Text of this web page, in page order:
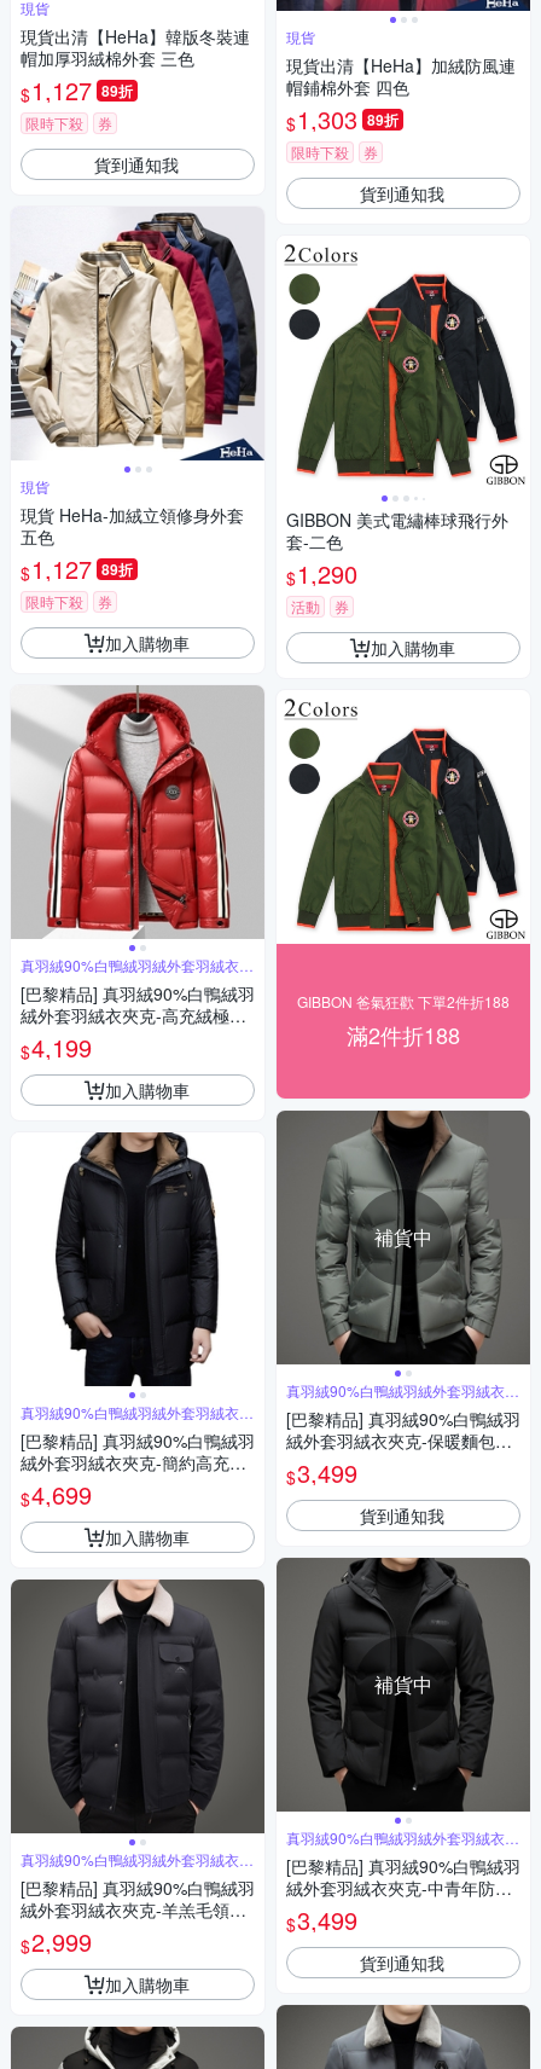
現貨
現貨出清【HeHa】韓版冬裝連
帽加厚羽絨棉外套 三色
$1,127 89折
限時下殺 券
貨到通知我
現貨
現貨 HeHa-加絨立領修身外套
五色
$1,127 89折
限時下殺 券
加入購物車
真羽絨90%白鴨絨羽絨外套羽絨衣夾
克
[巴黎精品] 真羽絨90%白鴨絨羽
絨外套羽絨衣夾克-高充絨極寒
短版連帽保暖男外套2色a1is12
2
$4,199
加入購物車
真羽絨90%白鴨絨羽絨外套羽絨衣夾
克
[巴黎精品] 真羽絨90%白鴨絨羽
絨外套羽絨衣夾克-簡約高充絨
戶外防寒保暖男外套2色a1is60
$4,699
加入購物車
真羽絨90%白鴨絨羽絨外套羽絨衣夾
克
[巴黎精品] 真羽絨90%白鴨絨羽
絨外套羽絨衣夾克-羊羔毛領可
脫卸保暖休閒男外套2色a1is12
7
$2,999
加入購物車
現貨
現貨出清【HeHa】加絨防風連
帽鋪棉外套 四色
$1,303 89折
限時下殺 券
貨到通知我
GIBBON 美式電繡棒球飛行外
套-二色
$1,290
活動 券
加入購物車
GIBBON 爸氣狂歡 下單2件折188
滿2件折188
補貨中
真羽絨90%白鴨絨羽絨外套羽絨衣夾
克
[巴黎精品] 真羽絨90%白鴨絨羽
絨外套羽絨衣夾克-保暖麵包服
蓬鬆立領男外套3色a1is148
$3,499
貨到通知我
補貨中
真羽絨90%白鴨絨羽絨外套羽絨衣夾
克
[巴黎精品] 真羽絨90%白鴨絨羽
絨外套羽絨衣夾克-中青年防寒
保暖連帽男外套2色a1is152
$3,499
貨到通知我